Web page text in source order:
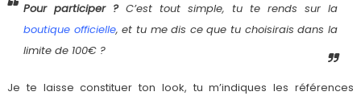
Pour participer ?C’est tout simple, tu te rends sur la
boutique officielle, et tu me dis ce que tu choisirais dans la
limite de 100€ ?
Je te laisse constituer ton look, tu m’indiques les références